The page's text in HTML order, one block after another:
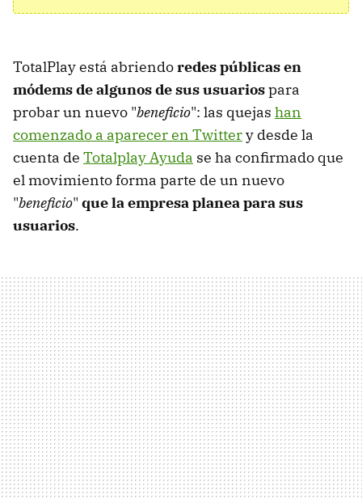
TotalPlay está abriendoredes públicas en
módems de algunos de sus usuariospara
probar un nuevo "beneficio": las quejas han
comenzado a aparecer en Twittery desde la
cuenta de Totalplay Ayuda se ha confirmado que
el movimiento forma parte de un nuevo
"beneficio" que la empresa planea para sus
usuarios.